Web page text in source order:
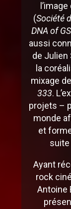
(Société
DNA of
aussi
de Julien
la
mixage
333.
projets –
monde
et
suite
Ayant
rock
Antoine